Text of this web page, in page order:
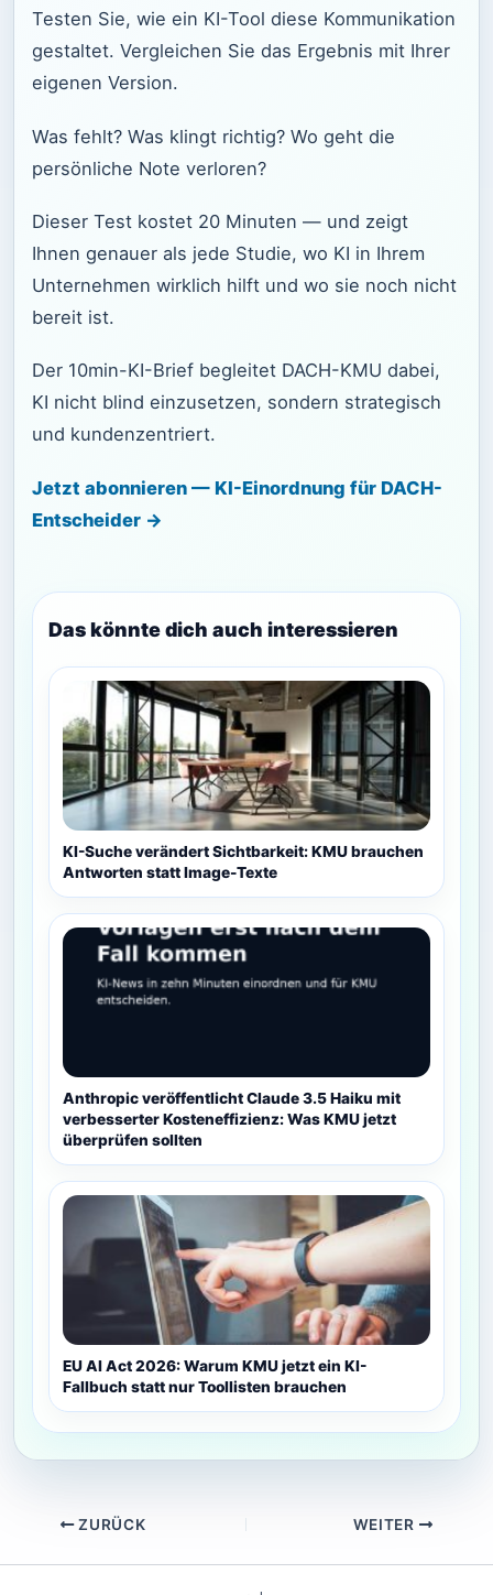
Testen Sie, wie ein KI-Tool diese Kommunikation
gestaltet. Vergleichen Sie das Ergebnis mit Ihrer
eigenen Version.
Was fehlt? Was klingt richtig? Wo geht die
persönliche Note verloren?
Dieser Test kostet 20 Minuten — und zeigt
Ihnen genauer als jede Studie, wo KI in Ihrem
Unternehmen wirklich hilft und wo sie noch nicht
bereit ist.
Der 10min-KI-Brief begleitet DACH-KMU dabei,
KI nicht blind einzusetzen, sondern strategisch
und kundenzentriert.
Jetzt abonnieren — KI-Einordnung für DACH-
Entscheider →
Das könnte dich auch interessieren
KI-Suche verändert Sichtbarkeit: KMU brauchen
Antworten statt Image-Texte
Anthropic veröffentlicht Claude 3.5 Haiku mit
verbesserter Kosteneffizienz: Was KMU jetzt
überprüfen sollten
EU AI Act 2026: Warum KMU jetzt ein KI-
Fallbuch statt nur Toollisten brauchen
ZURÜCK WEITER